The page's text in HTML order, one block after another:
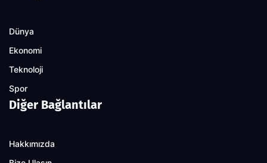
Dünya
Ekonomi
Teknoloji
Spor
Diğer Bağlantılar
Hakkımızda